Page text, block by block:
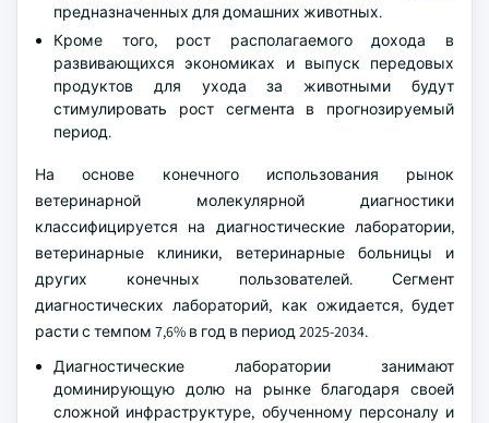
предназначенных для домашних животных.
Кроме того, рост располагаемого дохода в
развивающихся экономиках и выпуск передовых
продуктов для ухода за животными будут
стимулировать рост сегмента в прогнозируемый
период.
На основе конечного использования рынок
ветеринарной молекулярной диагностики
классифицируется на диагностические лаборатории,
ветеринарные клиники, ветеринарные больницы и
других конечных пользователей. Сегмент
диагностических лабораторий, как ожидается, будет
расти с темпом 7,6% в год в период 2025-2034.
Диагностические лаборатории занимают
доминирующую долю на рынке благодаря своей
сложной инфраструктуре, обученному персоналу и